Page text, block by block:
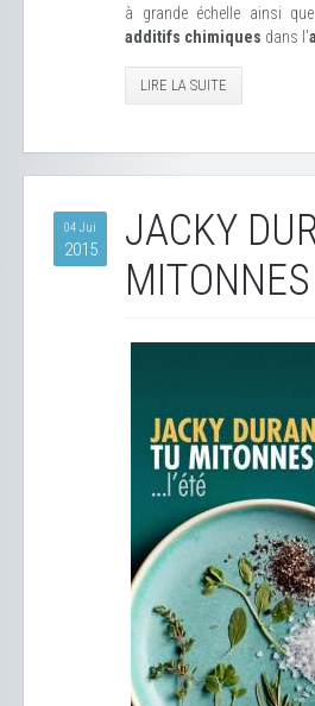
à grande échelle ainsi
additifs chimiques dans l'
LIRE LA SUITE
04 Jui
2015
JACKY